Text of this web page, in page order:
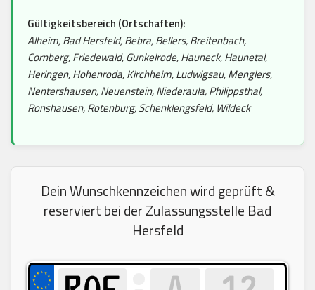
Gültigkeitsbereich (Ortschaften):
Alheim, Bad Hersfeld, Bebra, Bellers, Breitenbach,
Cornberg, Friedewald, Gunkelrode, Hauneck, Haunetal,
Heringen, Hohenroda, Kirchheim, Ludwigsau, Menglers,
Nentershausen, Neuenstein, Niederaula, Philippsthal,
Ronshausen, Rotenburg, Schenklengsfeld, Wildeck
Dein Wunschkennzeichen wird geprüft &
reserviert bei der Zulassungsstelle Bad
Hersfeld